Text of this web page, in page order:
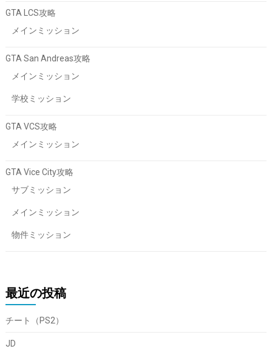
GTA LCS攻略
メインミッション
GTA San Andreas攻略
メインミッション
学校ミッション
GTA VCS攻略
メインミッション
GTA Vice City攻略
サブミッション
メインミッション
物件ミッション
最近の投稿
チート（PS2）
JD